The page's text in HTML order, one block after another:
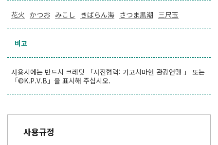
花火 かつお みこし きばらん海 さつま黒潮 三尺玉
비고
사용시에는 반드시 크레딧 「사진협력: 가고시마현 관광연맹 」 또는
「©K.P.V.B」을 표시해 주십시오.
사용규정